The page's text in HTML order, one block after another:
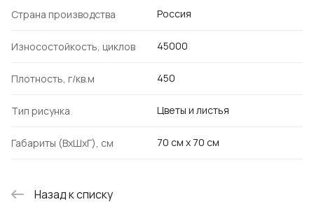
Страна производства Россия
Износостойкость, циклов 45000
Плотность, г/кв.м 450
Тип рисунка Цветы и листья
Габариты (ВхШхГ), см 70 см х 70 см
Назад к списку